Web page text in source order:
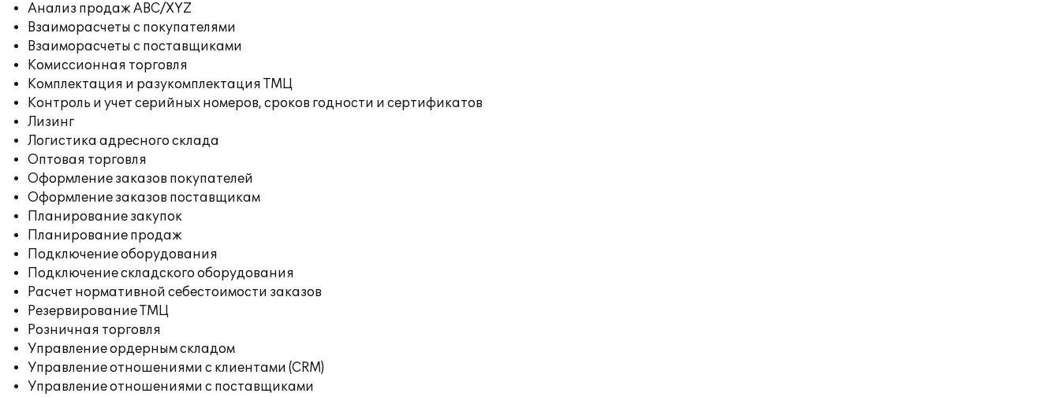
Анализ продаж ABC/XYZ
Взаиморасчеты с покупателями
Взаиморасчеты с поставщиками
Комиссионная торговля
Комплектация и разукомплектация ТМЦ
Контроль и учет серийных номеров, сроков годности и сертификатов
Лизинг
Логистика адресного склада
Оптовая торговля
Оформление заказов покупателей
Оформление заказов поставщикам
Планирование закупок
Планирование продаж
Подключение оборудования
Подключение складского оборудования
Расчет нормативной себестоимости заказов
Резервирование ТМЦ
Розничная торговля
Управление ордерным складом
Управление отношениями с клиентами (CRM)
Управление отношениями с поставщиками